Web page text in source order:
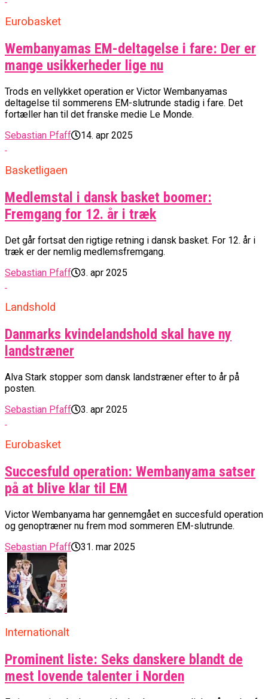
Eurobasket
Wembanyamas EM-deltagelse i fare: Der er
mange usikkerheder lige nu
Trods en vellykket operation er Victor Wembanyamas
deltagelse til sommerens EM-slutrunde stadig i fare. Det
fortæller han til det franske medie Le Monde.
Sebastian Pfaff
14. apr 2025
Basketligaen
Medlemstal i dansk basket boomer:
Fremgang for 12. år i træk
Det går fortsat den rigtige retning i dansk basket. For 12. år i
træk er der nemlig medlemsfremgang.
Sebastian Pfaff
3. apr 2025
Landshold
Danmarks kvindelandshold skal have ny
landstræner
Alva Stark stopper som dansk landstræner efter to år på
posten.
Sebastian Pfaff
3. apr 2025
Eurobasket
Succesfuld operation: Wembanyama satser
på at blive klar til EM
Victor Wembanyama har gennemgået en succesfuld operation
og genoptræner nu frem mod sommeren EM-slutrunde.
Sebastian Pfaff
31. mar 2025
Internationalt
Prominent liste: Seks danskere blandt de
mest lovende talenter i Norden